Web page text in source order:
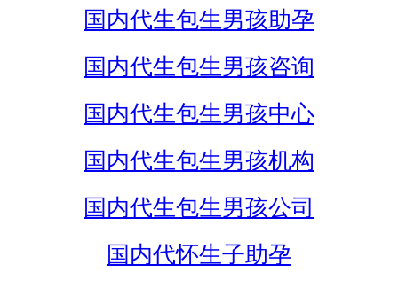
国内代生包生男孩助孕
国内代生包生男孩咨询
国内代生包生男孩中心
国内代生包生男孩机构
国内代生包生男孩公司
国内代怀生子助孕